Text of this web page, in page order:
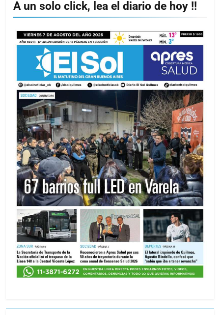
A un solo click, lea el diario de hoy !!